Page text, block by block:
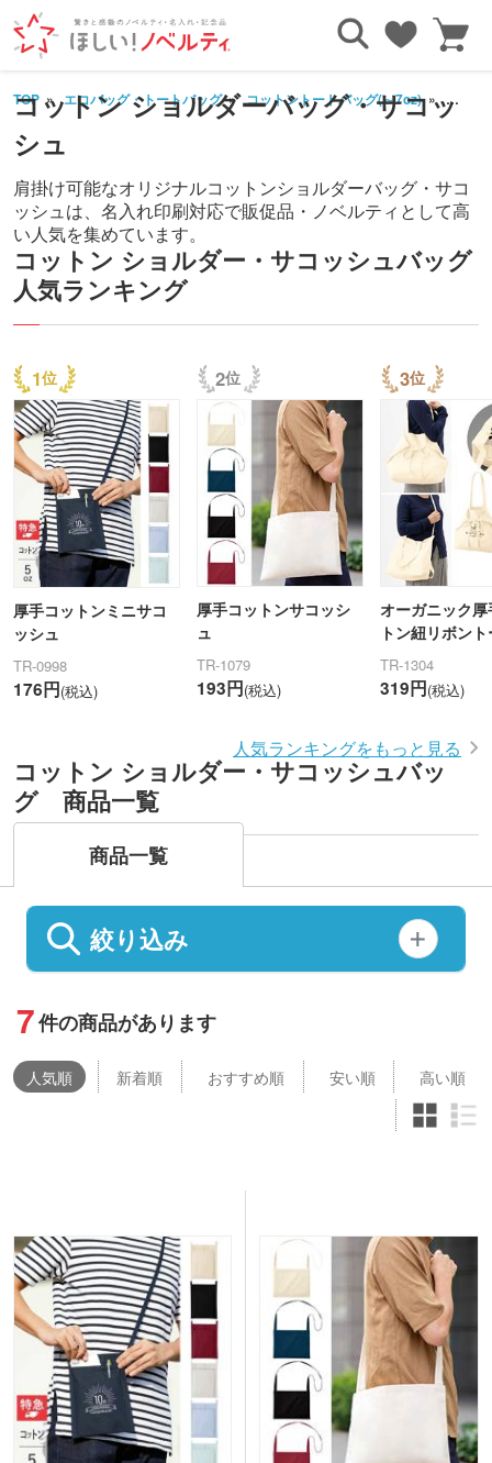
TOP エコバッグ・トートバッグ コットントートバッグ(～7oz) コット
コットン ショルダーバッグ・サコッ
シュ
肩掛け可能なオリジナルコットンショルダーバッグ・サコ
ッシュは、名入れ印刷対応で販促品・ノベルティとして高
い人気を集めています。
コットン ショルダー・サコッシュバッグ
人気ランキング
1
厚手コットンミニサコ
ッシュ
TR-0998
176円(税込)
2
厚手コットンサコッシ
ュ
TR-1079
193円(税込)
3
オーガニック
トン紐リボン
TR-1304
319円(税込)
人気ランキングをもっと見る
コットン ショルダー・サコッシュバッ
グ 商品一覧
商品一覧
絞り込み
7件の商品があります
人気順 新着順 おすすめ順 安い順 高い順